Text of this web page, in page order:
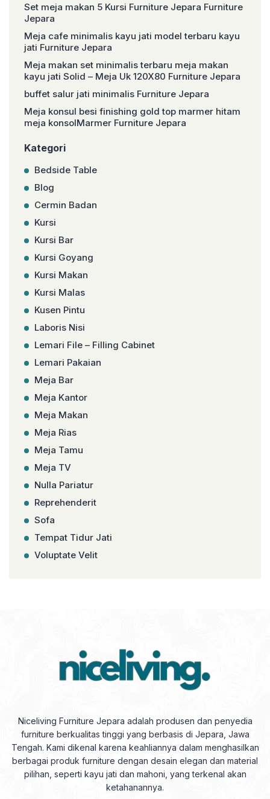
Set meja makan 5 Kursi Furniture Jepara Furniture
Jepara
Meja cafe minimalis kayu jati model terbaru kayu
jati Furniture Jepara
Meja makan set minimalis terbaru meja makan
kayu jati Solid – Meja Uk 120X80 Furniture Jepara
buffet salur jati minimalis Furniture Jepara
Meja konsul besi finishing gold top marmer hitam
meja konsolMarmer Furniture Jepara
Kategori
Bedside Table
Blog
Cermin Badan
Kursi
Kursi Bar
Kursi Goyang
Kursi Makan
Kursi Malas
Kusen Pintu
Laboris Nisi
Lemari File – Filling Cabinet
Lemari Pakaian
Meja Bar
Meja Kantor
Meja Makan
Meja Rias
Meja Tamu
Meja TV
Nulla Pariatur
Reprehenderit
Sofa
Tempat Tidur Jati
Voluptate Velit
Niceliving Furniture Jepara adalah produsen dan penyedia
furniture berkualitas tinggi yang berbasis di Jepara, Jawa
Tengah. Kami dikenal karena keahliannya dalam menghasilkan
berbagai produk furniture dengan desain elegan dan material
pilihan, seperti kayu jati dan mahoni, yang terkenal akan
ketahanannya.